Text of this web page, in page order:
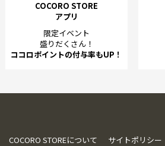
COCORO STORE
アプリ
限定イベント
盛りだくさん！
ココロポイントの付与率もUP！
COCORO STOREについて サイトポリシー